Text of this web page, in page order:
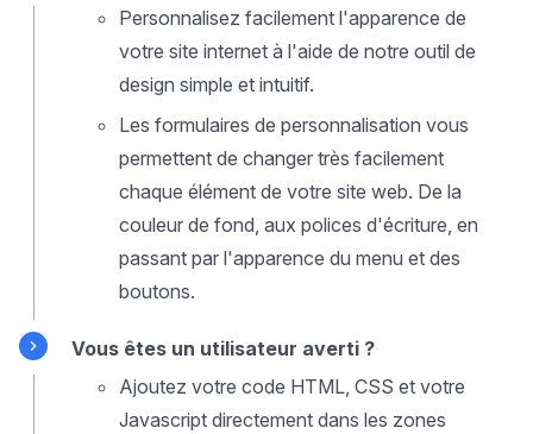
Personnalisez facilement l'apparence de
votre site internet à l'aide de notre outil de
design simple et intuitif.
Les formulaires de personnalisation vous
permettent de changer très facilement
chaque élément de votre site web. De la
couleur de fond, aux polices d'écriture, en
passant par l'apparence du menu et des
boutons.
Vous êtes un utilisateur averti ?
Ajoutez votre code HTML, CSS et votre
Javascript directement dans les zones